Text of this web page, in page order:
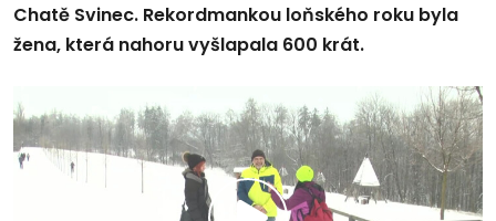
Chatě Svinec. Rekordmankou loňského roku byla
žena, která nahoru vyšlapala 600 krát.